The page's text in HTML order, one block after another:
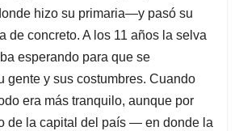
hizo su primaria—y pasó su
de concreto. A los 11 años la selva
esperando para que se
gente y sus costumbres. Cuando
era más tranquilo, aunque por
de la capital del país — en donde la